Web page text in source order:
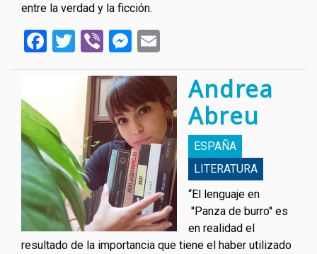
entre la verdad y la ficción.
Facebook
Twitter
ViberMessenger
Andrea
Abreu
ESPAÑA
LITERATURA
“El lenguaje en
''Panza de burro'' es
en realidad el
resultado de la importancia que tiene el haber utilizado